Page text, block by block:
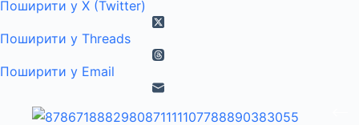
Поширити у X (Twitter)
Поширити у Threads
Поширити у Email